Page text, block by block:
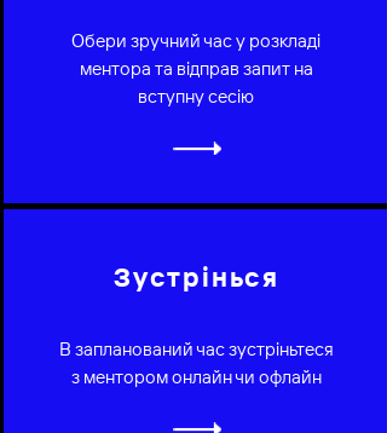
Обери зручний час у розкладі
ментора та відправ запит на
вступну сесію
Зустрінься
В запланований час зустріньтеся
з ментором онлайн чи офлайн